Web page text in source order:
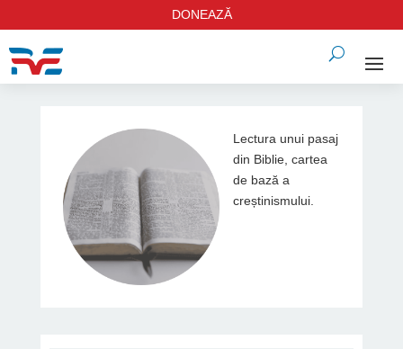
DONEAZĂ
Lectura unui pasaj
din Biblie, cartea
de bază a
creștinismului.